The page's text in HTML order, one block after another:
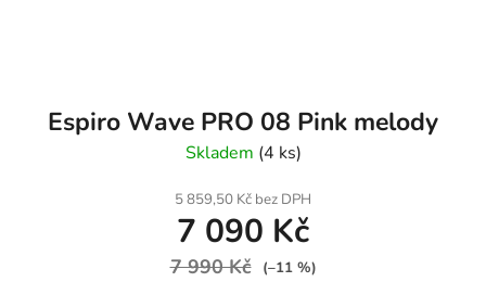
Espiro Wave PRO 08 Pink melody
Skladem (4 ks)
5 859,50 Kč bez DPH
7 090 Kč
7 990 Kč (–11 %)